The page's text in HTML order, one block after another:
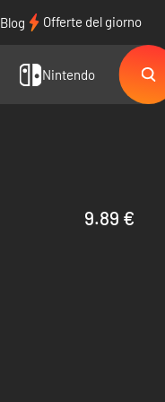
Blog Offerte del giorno
Nintendo
9.89 €